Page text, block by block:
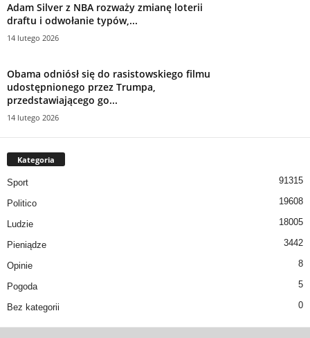
Adam Silver z NBA rozważy zmianę loterii
draftu i odwołanie typów,...
14 lutego 2026
Obama odniósł się do rasistowskiego filmu
udostępnionego przez Trumpa,
przedstawiającego go...
14 lutego 2026
Kategoria
Sport 91315
Politico 19608
Ludzie 18005
Pieniądze 3442
Opinie 8
Pogoda 5
Bez kategorii 0